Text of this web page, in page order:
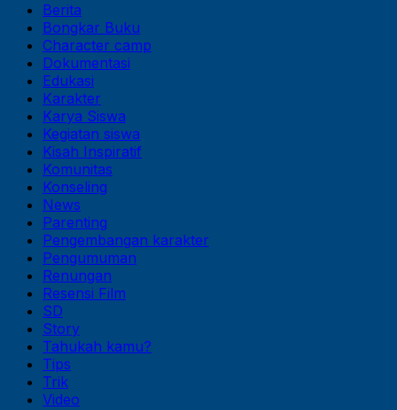
Berita
Bongkar Buku
Character camp
Dokumentasi
Edukasi
Karakter
Karya Siswa
Kegiatan siswa
Kisah Inspiratif
Komunitas
Konseling
News
Parenting
Pengembangan karakter
Pengumuman
Renungan
Resensi Film
SD
Story
Tahukah kamu?
Tips
Trik
Video